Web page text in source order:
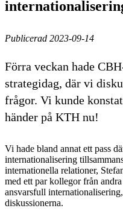
Publicerad 2023-09-14
Förra veckan hade
strategidag, där vi
frågor. Vi kunde
händer på KTH nu!
Vi hade bland annat ett pass
internationalisering
internationella relationer,
med ett par kollegor från
ansvarsfull
diskussionerna.